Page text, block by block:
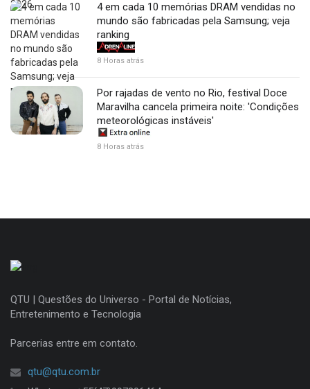
4 em cada 10 memórias DRAM vendidas no
mundo são fabricadas pela Samsung; veja
ranking
8 Horas atrás
Por rajadas de vento no Rio, festival Doce
Maravilha cancela primeira noite: 'Condições
meteorológicas instáveis'
8 Horas atrás
QTU | Questões do Universo - Portal de Notícias,
Entretenimento e Tecnologia
Parcerias entre em contato.
qtu@qtu.com.br